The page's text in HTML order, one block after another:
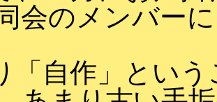
会のメンバー
自作」という